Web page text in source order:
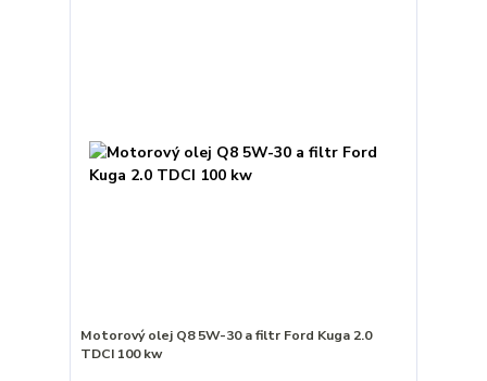
Motorový olej Q8 5W-30 a filtr Ford Kuga 2.0
TDCI 100 kw